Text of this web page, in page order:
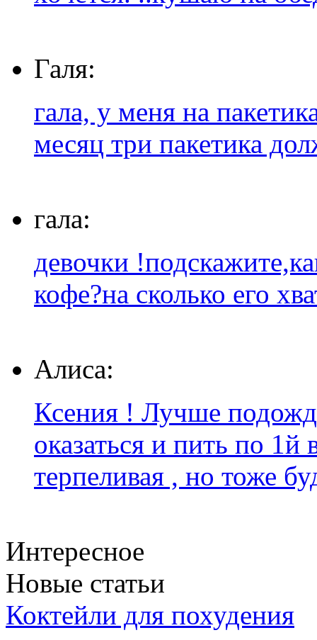
Галя:
гала, у меня на
месяц три пакетика
гала:
девочки
кофе?на сколько его
Алиса:
Ксения ! Лучше
оказаться и пить по 1й
терпеливая , но тоже
Интересное
Новые статьи
Коктейли для похудения